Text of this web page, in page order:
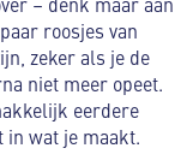
roosjes van
zeker als je de
niet meer opeet.
eerdere
wat je maakt.